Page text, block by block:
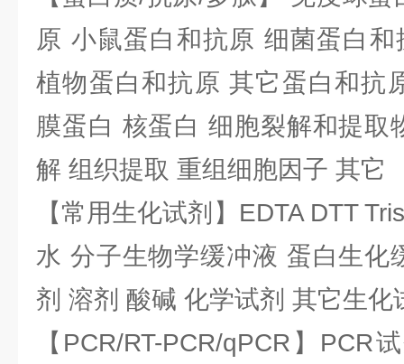
原 小鼠蛋白和抗原 细菌蛋白
植物蛋白和抗原 其它蛋白和抗
膜蛋白 核蛋白 细胞裂解和提取
解 组织提取 重组细胞因子 其它
【常用生化试剂】EDTA DTT
水 分子生物学缓冲液 蛋白生化
剂 溶剂 酸碱 化学试剂 其它生化
【PCR/RT-PCR/qPCR】PCR